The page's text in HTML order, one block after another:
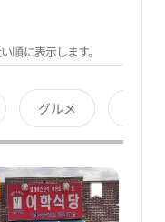
順に表示します。
グルメ